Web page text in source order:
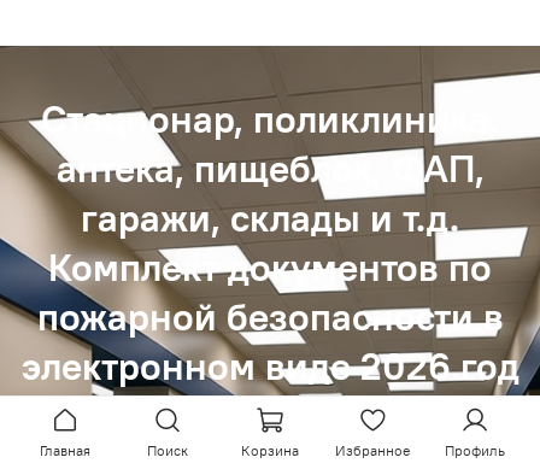
Стационар, поликлиника,
аптека, пищеблок, ФАП,
гаражи, склады и т.д.
Комплект документов по
пожарной безопасности в
электронном виде 2026 год
Подробнее Купить
Главная Поиск Корзина Избранное Профиль